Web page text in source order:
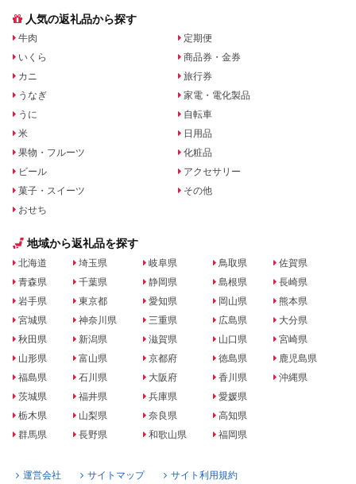
人気の返礼品から探す
牛肉
いくら
カニ
うなぎ
うに
米
果物・フルーツ
ビール
菓子・スイーツ
おせち
定期便
商品券・金券
旅行券
家電・電化製品
自転車
日用品
化粧品
アクセサリー
その他
地域から返礼品を探す
北海道
青森県
岩手県
宮城県
秋田県
山形県
福島県
茨城県
栃木県
群馬県
埼玉県
千葉県
東京都
神奈川県
新潟県
富山県
石川県
福井県
山梨県
長野県
岐阜県
静岡県
愛知県
三重県
滋賀県
京都府
大阪府
兵庫県
奈良県
和歌山県
鳥取県
島根県
岡山県
広島県
山口県
徳島県
香川県
愛媛県
高知県
福岡県
佐賀県
長崎県
熊本県
大分県
宮崎県
鹿児島県
沖縄県
運営会社 サイトマップ サイト利用規約